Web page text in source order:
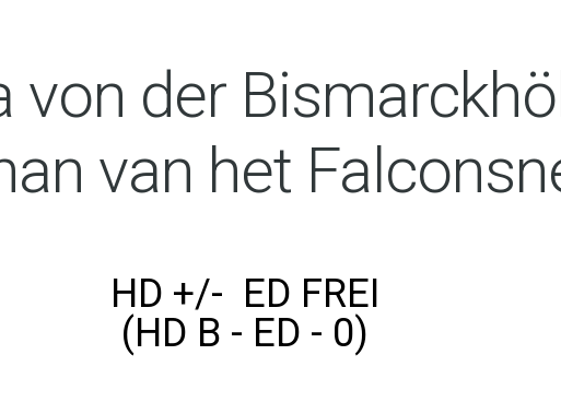
von der
van het
HD +/- ED FREI
(HD B - ED - 0)